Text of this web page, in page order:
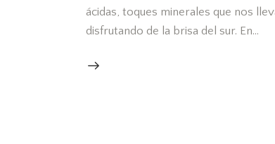
ácidas, toques minerales que nos
disfrutando de la brisa del sur. En…